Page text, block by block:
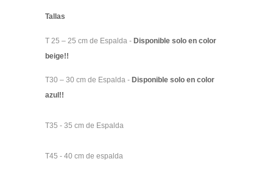
Tallas
T 25 – 25 cm de Espalda - Disponible solo en color
beige!!
T30 – 30 cm de Espalda - Disponible solo en color
azul!!
T35 - 35 cm de Espalda
T45 - 40 cm de espalda